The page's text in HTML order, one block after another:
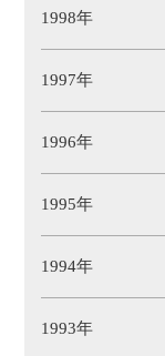
1998年
1997年
1996年
1995年
1994年
1993年